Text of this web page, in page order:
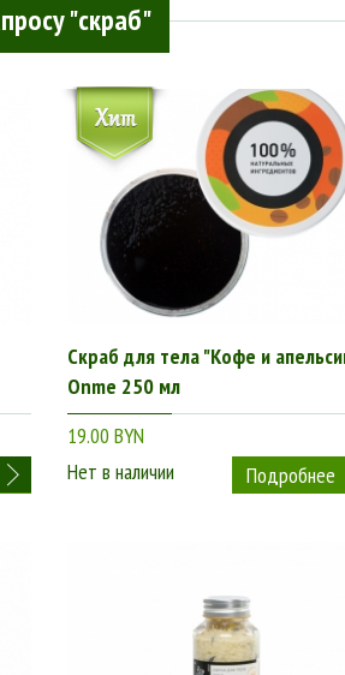
"скраб"
Скраб для тела "Кофе и
Onme 250 мл
19.00 BYN
Нет в наличии
Подробнее